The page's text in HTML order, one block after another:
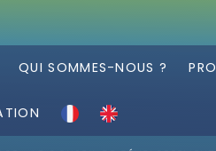
QUI SOMMES-NOUS ?